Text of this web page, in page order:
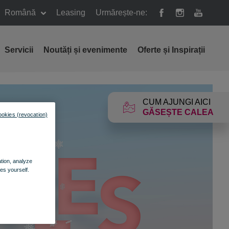
Română Leasing Urmărește-ne:
CUM AJUNGI AICI
GĂSEȘTE CALEA
Servicii Noutăți și evenimente Oferte și Inspirații
analyze
yourself.
(revocation)